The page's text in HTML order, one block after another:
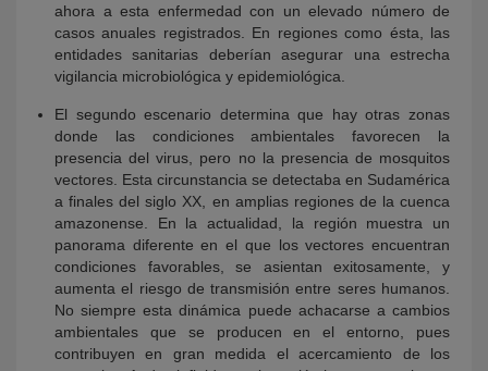
ahora a esta enfermedad con un elevado número de
casos anuales registrados. En regiones como ésta, las
entidades sanitarias deberían asegurar una estrecha
vigilancia microbiológica y epidemiológica.
El segundo escenario determina que hay otras zonas
donde las condiciones ambientales favorecen la
presencia del virus, pero no la presencia de mosquitos
vectores. Esta circunstancia se detectaba en Sudamérica
a finales del siglo XX, en amplias regiones de la cuenca
amazonense. En la actualidad, la región muestra un
panorama diferente en el que los vectores encuentran
condiciones favorables, se asientan exitosamente, y
aumenta el riesgo de transmisión entre seres humanos.
No siempre esta dinámica puede achacarse a cambios
ambientales que se producen en el entorno, pues
contribuyen en gran medida el acercamiento de los